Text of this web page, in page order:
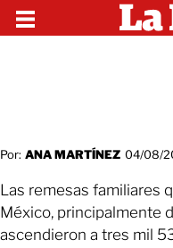
Por: ANA MARTÍNEZ 04/08/
Las remesas familiares
México, principalmente
ascendieron a tres mil